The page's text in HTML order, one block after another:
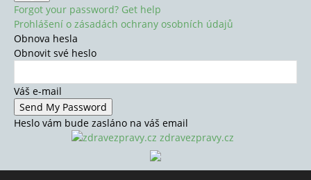
Forgot your password? Get help
Prohlášení o zásadách ochrany osobních údajů
Obnova hesla
Obnovit své heslo
Váš e-mail
Heslo vám bude zasláno na váš email
zdravezpravy.cz